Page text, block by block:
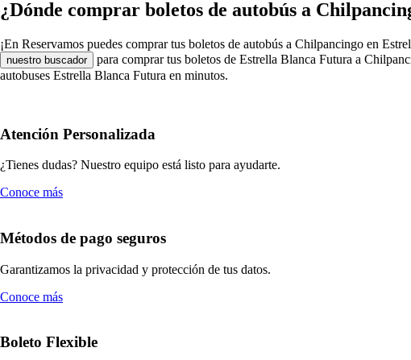
¿Dónde comprar boletos de autobús a
¡En Reservamos puedes comprar tus boletos de autobús a Chilpancingo en
nuestro buscador
para comprar tus boletos de Estrella Blanca Futura a
autobuses Estrella Blanca Futura en minutos.
Atención Personalizada
¿Tienes dudas? Nuestro equipo está listo para ayudarte.
Conoce más
Métodos de pago seguros
Garantizamos la privacidad y protección de tus datos.
Conoce más
Boleto Flexible